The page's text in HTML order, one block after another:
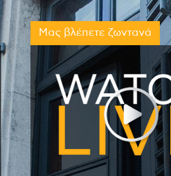
Μας βλέπετε ζωντανά